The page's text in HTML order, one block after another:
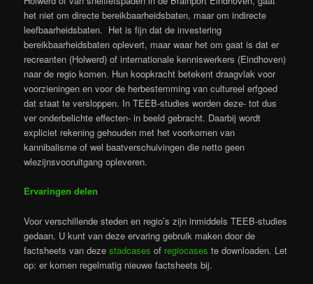
het niet om directe bereikbaarheidsbaten, maar om indirecte
leefbaarheidsbaten. Het is fijn dat de investering
bereikbaarheidsbaten oplevert, maar waar het om gaat is dat er
recreanten (Holwerd) of internationale kenniswerkers (Eindhoven)
naar de regio komen. Hun koopkracht betekent draagvlak voor
voorzieningen en voor de herbestemming van cultureel erfgoed
dat staat te versloppen. In TEEB-studies worden deze- tot dus
ver onderbelichte effecten- in beeld gebracht. Daarbij wordt
expliciet rekening gehouden met het voorkomen van
kannibalisme of wel baatverschuivingen die netto geen
wlezijnsvooruitgang opleveren.
Ervaringen delen
Voor verschillende steden en regio’s zijn inmiddels TEEB-studies
gedaan. U kunt van deze ervaring gebruik maken door de
factsheets van dezestadcases of regiocases te downloaden. Let
op: er komen regelmatig nieuwe factsheets bij.